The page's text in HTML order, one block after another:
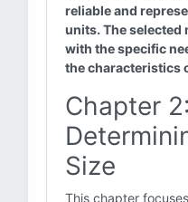
reliable and
units. The selected
with the specific
the characteristics
Chapter
Size
This chapter